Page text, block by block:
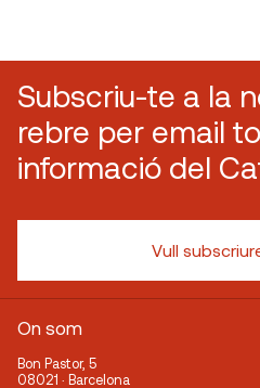
Subscriu-te a la
rebre per email
informació del
Vull
On som
Bon Pastor, 5
08021 · Barcelona